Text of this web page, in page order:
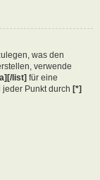
was den
verwende
list] für eine
Punkt durch [*]